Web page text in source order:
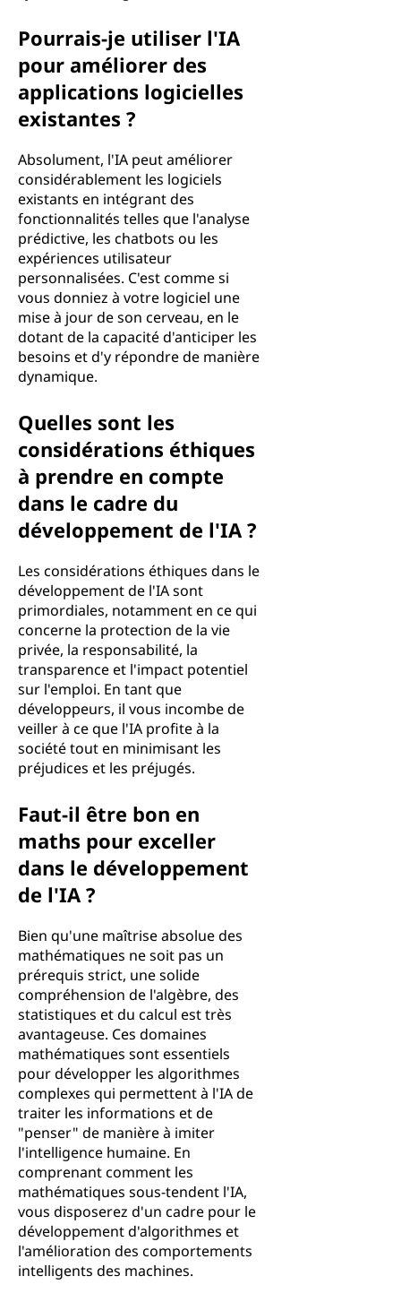
Pourrais-je utiliser l'IA
pour améliorer des
applications logicielles
existantes ?
Absolument, l'IA peut améliorer
considérablement les logiciels
existants en intégrant des
fonctionnalités telles que l'analyse
prédictive, les chatbots ou les
expériences utilisateur
personnalisées. C'est comme si
vous donniez à votre logiciel une
mise à jour de son cerveau, en le
dotant de la capacité d'anticiper les
besoins et d'y répondre de manière
dynamique.
Quelles sont les
considérations éthiques
à prendre en compte
dans le cadre du
développement de l'IA ?
Les considérations éthiques dans le
développement de l'IA sont
primordiales, notamment en ce qui
concerne la protection de la vie
privée, la responsabilité, la
transparence et l'impact potentiel
sur l'emploi. En tant que
développeurs, il vous incombe de
veiller à ce que l'IA profite à la
société tout en minimisant les
préjudices et les préjugés.
Faut-il être bon en
maths pour exceller
dans le développement
de l'IA ?
Bien qu'une maîtrise absolue des
mathématiques ne soit pas un
prérequis strict, une solide
compréhension de l'algèbre, des
statistiques et du calcul est très
avantageuse. Ces domaines
mathématiques sont essentiels
pour développer les algorithmes
complexes qui permettent à l'IA de
traiter les informations et de
"penser" de manière à imiter
l'intelligence humaine. En
comprenant comment les
mathématiques sous-tendent l'IA,
vous disposerez d'un cadre pour le
développement d'algorithmes et
l'amélioration des comportements
intelligents des machines.